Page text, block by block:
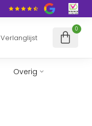
Verlanglijst
0
Overig